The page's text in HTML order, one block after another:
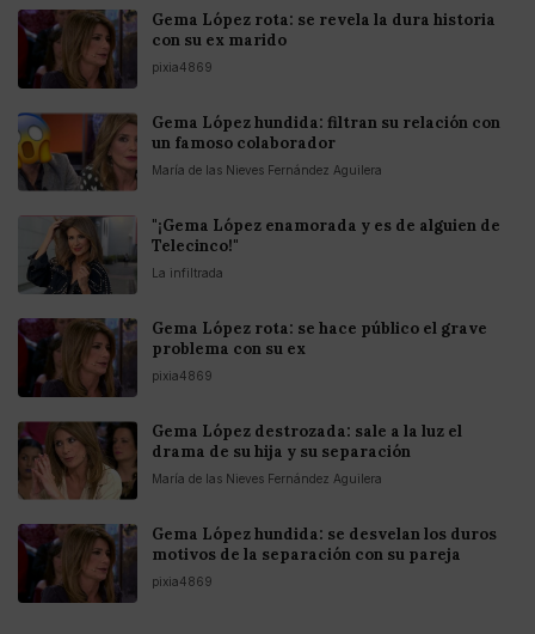
Gema López rota: se revela la dura historia
con su ex marido
pixia4869
Gema López hundida: filtran su relación con
un famoso colaborador
María de las Nieves Fernández Aguilera
"¡Gema López enamorada y es de alguien de
Telecinco!"
La infiltrada
Gema López rota: se hace público el grave
problema con su ex
pixia4869
Gema López destrozada: sale a la luz el
drama de su hija y su separación
María de las Nieves Fernández Aguilera
Gema López hundida: se desvelan los duros
motivos de la separación con su pareja
pixia4869